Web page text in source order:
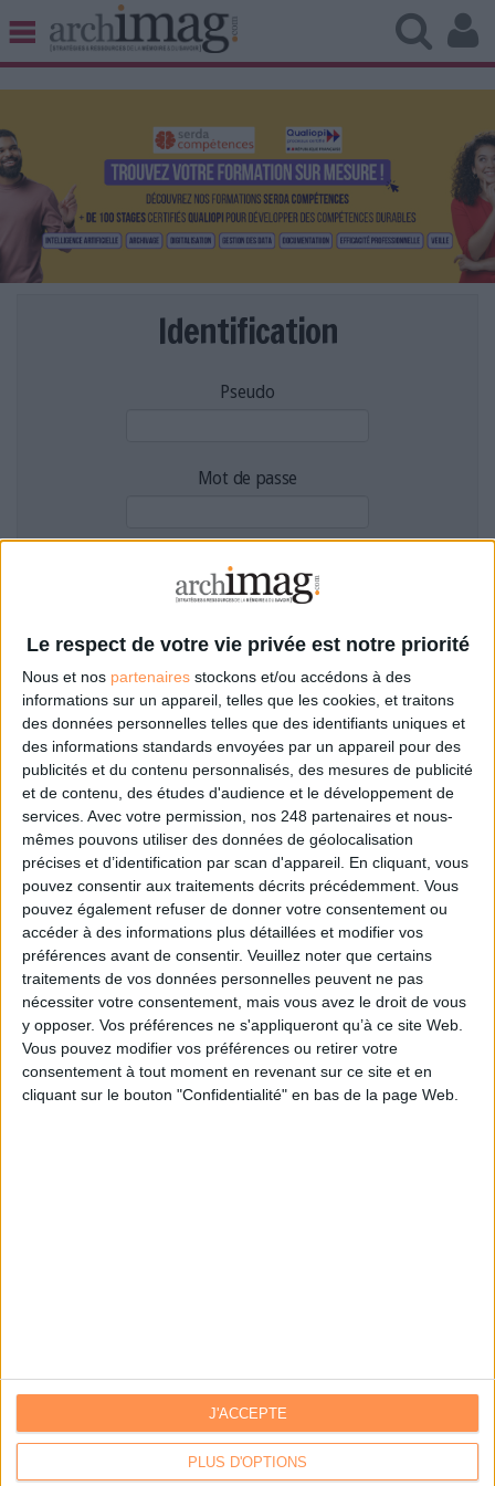
Le respect de votre vie privée est notre priorité
Nous et nos partenaires stockons et/ou accédons à des
informations sur un appareil, telles que les cookies, et traitons
des données personnelles telles que des identifiants uniques et
des informations standards envoyées par un appareil pour des
publicités et du contenu personnalisés, des mesures de publicité
et de contenu, des études d'audience et le développement de
services. Avec votre permission, nos 248 partenaires et nous-
mêmes pouvons utiliser des données de géolocalisation
précises et d’identification par scan d'appareil. En cliquant, vous
pouvez consentir aux traitements décrits précédemment. Vous
pouvez également refuser de donner votre consentement ou
accéder à des informations plus détaillées et modifier vos
préférences avant de consentir. Veuillez noter que certains
traitements de vos données personnelles peuvent ne pas
nécessiter votre consentement, mais vous avez le droit de vous
y opposer. Vos préférences ne s'appliqueront qu’à ce site Web.
Vous pouvez modifier vos préférences ou retirer votre
consentement à tout moment en revenant sur ce site et en
cliquant sur le bouton "Confidentialité" en bas de la page Web.
PLUS D'OPTIONS
J'ACCEPTE
BIBLIOTHÈQUE ÉDITION
UNIVERS DATA
TRAVAIL COLLABORATIF
VIE NUMÉRIQUE
NUMÉRIQUE RESPONSABLE
LES LIVRES BLANCS
LES SUPPLÉMENTS
NOS OFFRES D'ABONNEMENTS
Identification
Pseudo
Mot de passe
Filtre anti-spam
Mot de passe oublié ?
Pas encore de compte?
Je m'inscris pour commenter les articles
ou déposer mon CV
Je m'inscris sur Archimag.com
Communiquer avec Archimag|Communiquer avec ACE